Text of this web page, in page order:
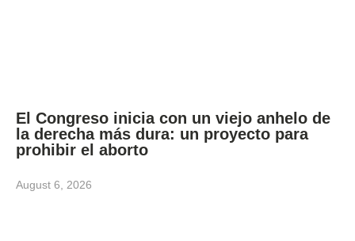
El Congreso inicia con un viejo anhelo de
la derecha más dura: un proyecto para
prohibir el aborto
August 6, 2026